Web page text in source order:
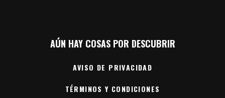
AÚN HAY COSAS POR DESCUBRIR
AVISO DE PRIVACIDAD
TÉRMINOS Y CONDICIONES